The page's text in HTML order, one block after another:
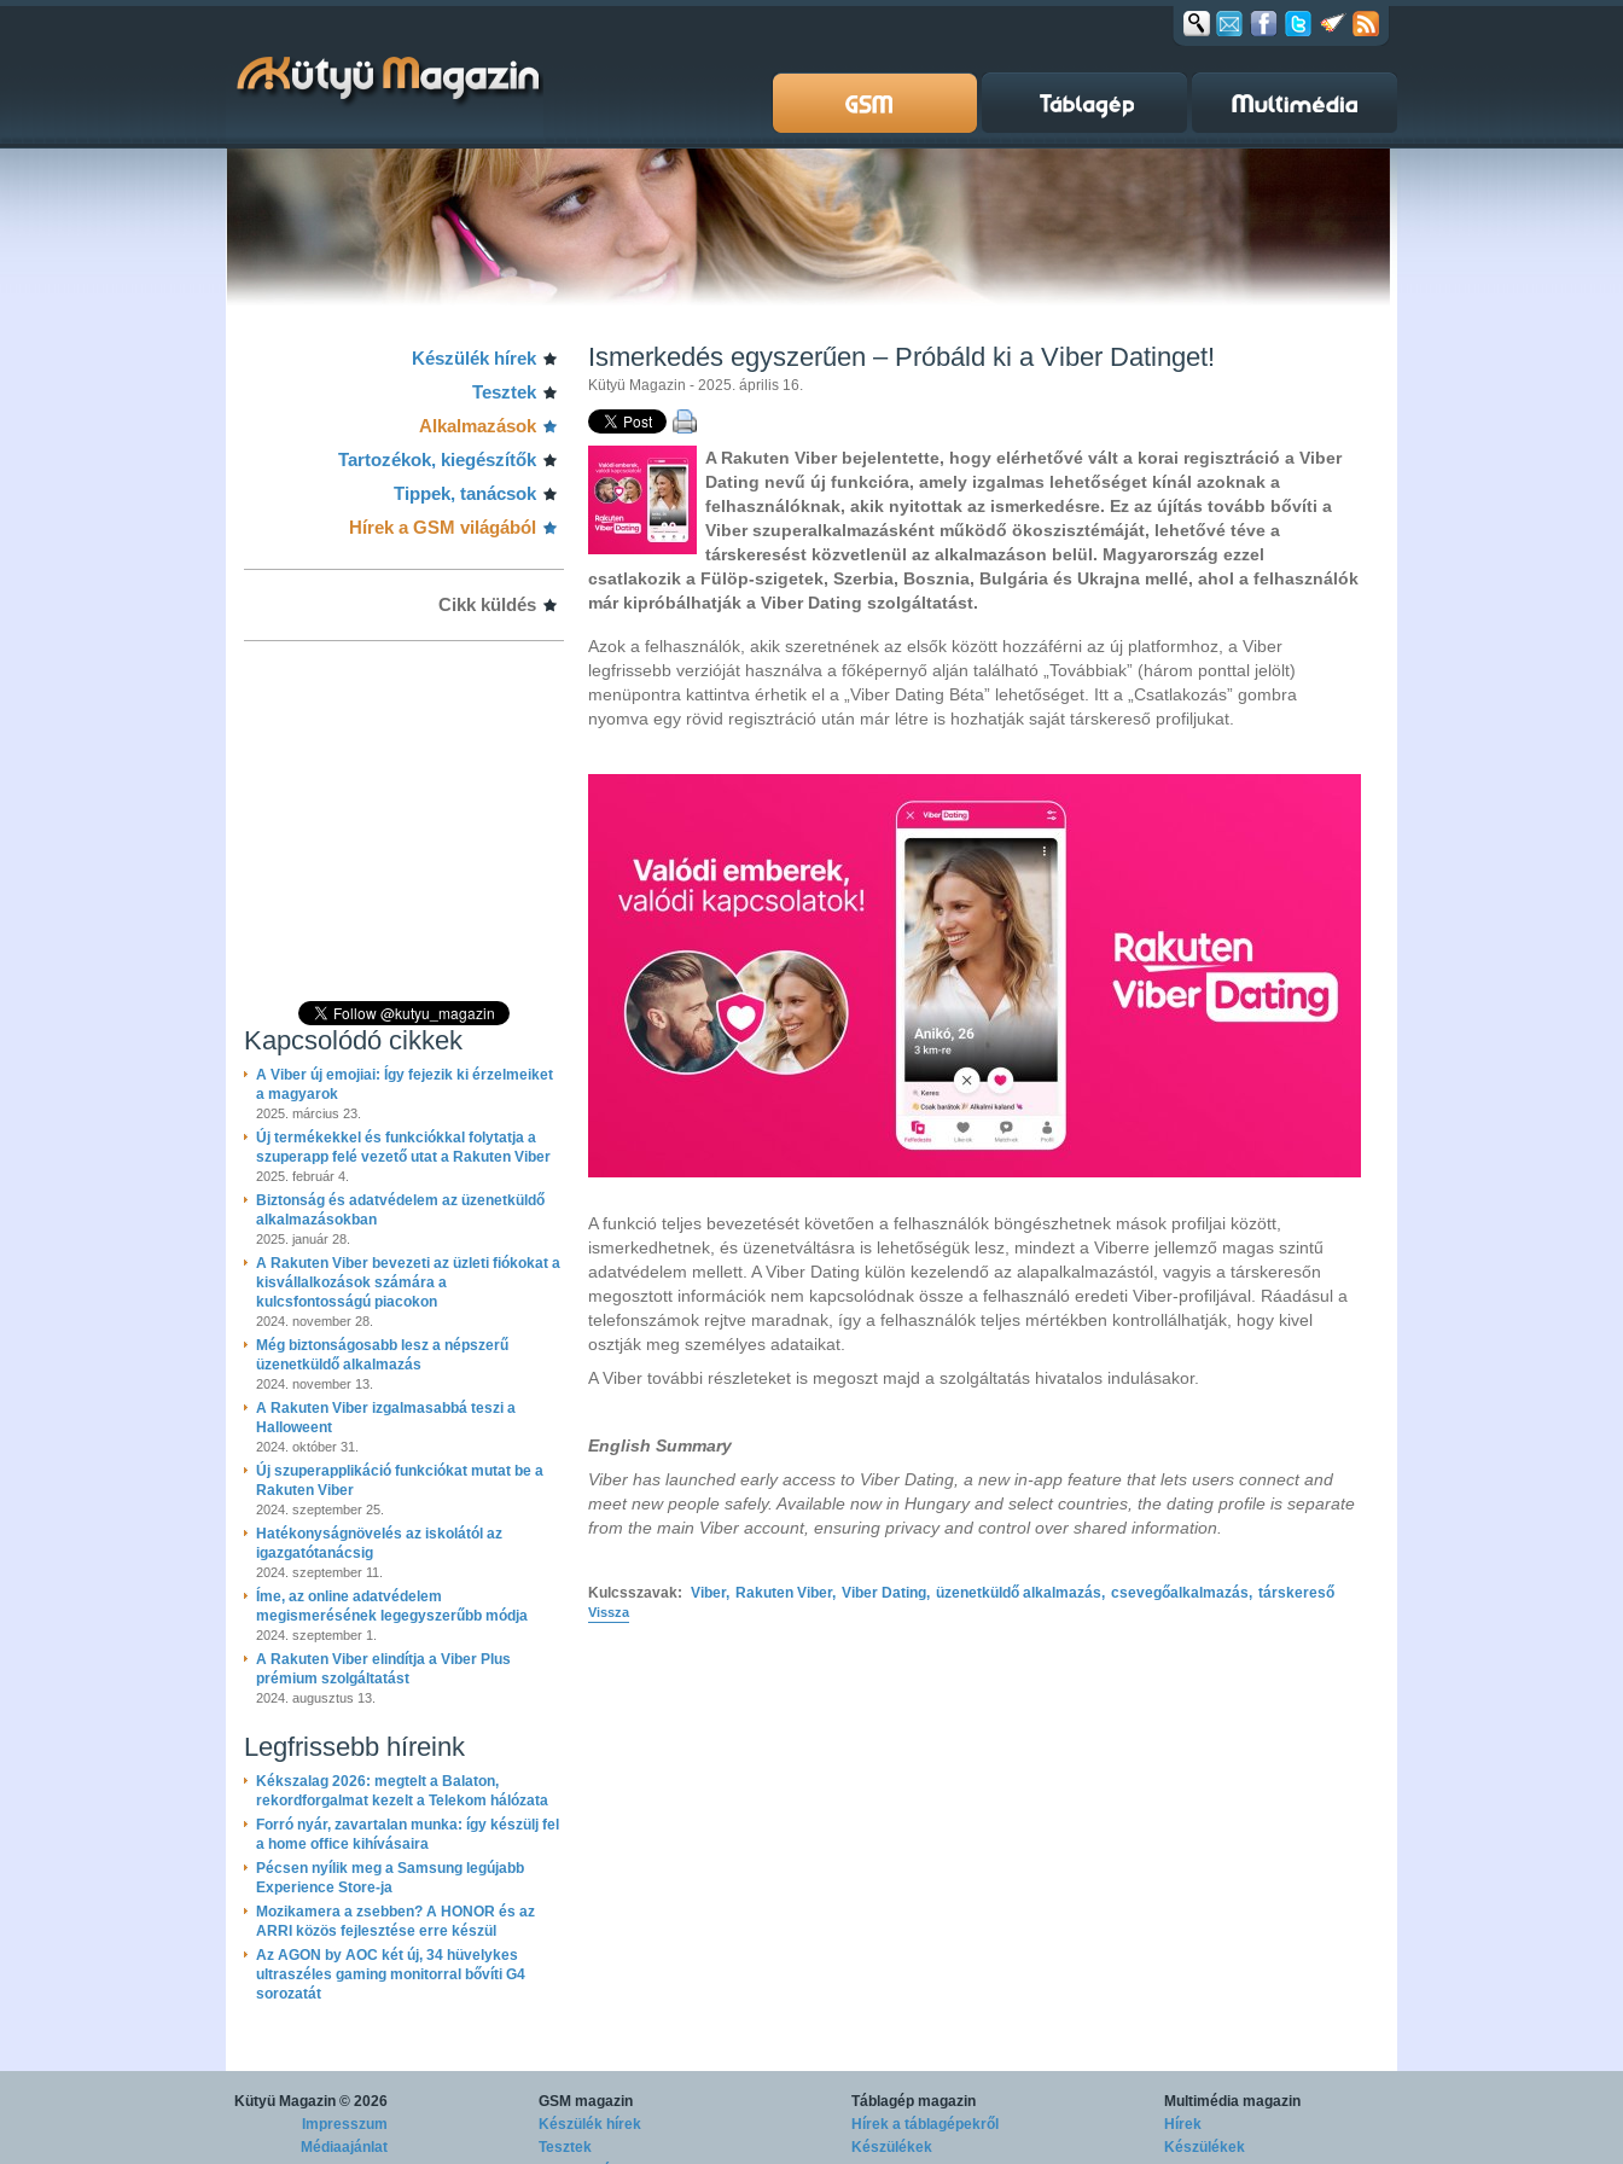
Készülék hírek
Tesztek
Alkalmazások
Tartozékok, kiegészítők
Tippek, tanácsok
Hírek a GSM világából
Cikk küldés
Kapcsolódó cikkek
A Viber új emojiai: Így fejezik ki érzelmeiket
a magyarok
2025. március 23.
Új termékekkel és funkciókkal folytatja a
szuperapp felé vezető utat a Rakuten Viber
2025. február 4.
Biztonság és adatvédelem az üzenetküldő
alkalmazásokban
2025. január 28.
A Rakuten Viber bevezeti az üzleti fiókokat a
kisvállalkozások számára a
kulcsfontosságú piacokon
2024. november 28.
Még biztonságosabb lesz a népszerű
üzenetküldő alkalmazás
2024. november 13.
A Rakuten Viber izgalmasabbá teszi a
Halloweent
2024. október 31.
Új szuperapplikáció funkciókat mutat be a
Rakuten Viber
2024. szeptember 25.
Hatékonyságnövelés az iskolától az
igazgatótanácsig
2024. szeptember 11.
Íme, az online adatvédelem
megismerésének legegyszerűbb módja
2024. szeptember 1.
A Rakuten Viber elindítja a Viber Plus
prémium szolgáltatást
2024. augusztus 13.
Legfrissebb híreink
Kékszalag 2026: megtelt a Balaton,
rekordforgalmat kezelt a Telekom hálózata
Forró nyár, zavartalan munka: így készülj fel
a home office kihívásaira
Pécsen nyílik meg a Samsung legújabb
Experience Store-ja
Mozikamera a zsebben? A HONOR és az
ARRI közös fejlesztése erre készül
Az AGON by AOC két új, 34 hüvelykes
ultraszéles gaming monitorral bővíti G4
sorozatát
Ismerkedés egyszerűen – Próbáld ki a Viber Datinget!
Kütyü Magazin - 2025. április 16.
A Rakuten Viber bejelentette, hogy elérhetővé vált a korai regisztráció a Viber
Dating nevű új funkcióra, amely izgalmas lehetőséget kínál azoknak a
felhasználóknak, akik nyitottak az ismerkedésre. Ez az újítás tovább bővíti a
Viber szuperalkalmazásként működő ökoszisztémáját, lehetővé téve a
társkeresést közvetlenül az alkalmazáson belül. Magyarország ezzel
csatlakozik a Fülöp-szigetek, Szerbia, Bosznia, Bulgária és Ukrajna mellé, ahol a felhasználók
már kipróbálhatják a Viber Dating szolgáltatást.
Azok a felhasználók, akik szeretnének az elsők között hozzáférni az új platformhoz, a Viber
legfrissebb verzióját használva a főképernyő alján található „Továbbiak” (három ponttal jelölt)
menüpontra kattintva érhetik el a „Viber Dating Béta” lehetőséget. Itt a „Csatlakozás” gombra
nyomva egy rövid regisztráció után már létre is hozhatják saját társkereső profiljukat.
A funkció teljes bevezetését követően a felhasználók böngészhetnek mások profiljai között,
ismerkedhetnek, és üzenetváltásra is lehetőségük lesz, mindezt a Viberre jellemző magas szintű
adatvédelem mellett. A Viber Dating külön kezelendő az alapalkalmazástól, vagyis a társkeresőn
megosztott információk nem kapcsolódnak össze a felhasználó eredeti Viber-profiljával. Ráadásul a
telefonszámok rejtve maradnak, így a felhasználók teljes mértékben kontrollálhatják, hogy kivel
osztják meg személyes adataikat.
A Viber további részleteket is megoszt majd a szolgáltatás hivatalos indulásakor.
English Summary
Viber has launched early access to Viber Dating, a new in-app feature that lets users connect and
meet new people safely. Available now in Hungary and select countries, the dating profile is separate
from the main Viber account, ensuring privacy and control over shared information.
Kulcsszavak: Viber, Rakuten Viber, Viber Dating, üzenetküldő alkalmazás, csevegőalkalmazás, társkereső
Vissza
Kütyü Magazin © 2026
Impresszum
Médiaajánlat
GSM magazin
Készülék hírek
Tesztek
Táblagép magazin
Hírek a táblagépekről
Készülékek
Multimédia magazin
Hírek
Készülékek